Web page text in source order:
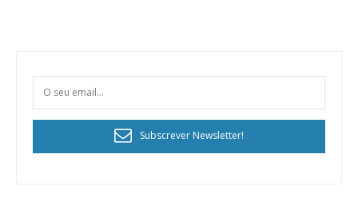
Subscrever Newsletter!